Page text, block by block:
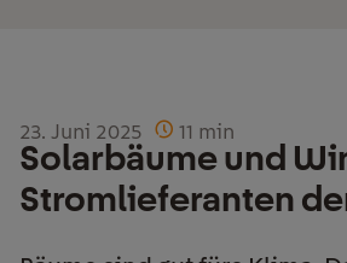
23. Juni 2025 11 min
Solarbäume und
Stromlieferanten